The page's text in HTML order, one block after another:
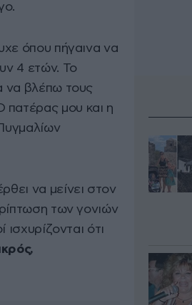
όπου πήγαινα να
4 ετών. Το
να βλέπω τους
πατέρας μου και η
να μείνει στον
των γονιών
ότι